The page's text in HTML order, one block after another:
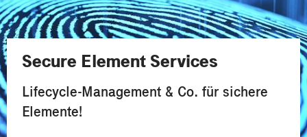
Secure Element Services
Lifecycle-Management & Co. für sichere
Elemente!